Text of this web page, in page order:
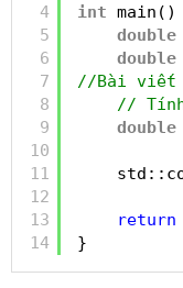
4
5
6
7
8
9
10
11
12
13
14
int
double
double
//Bài viết
//
double
return
}